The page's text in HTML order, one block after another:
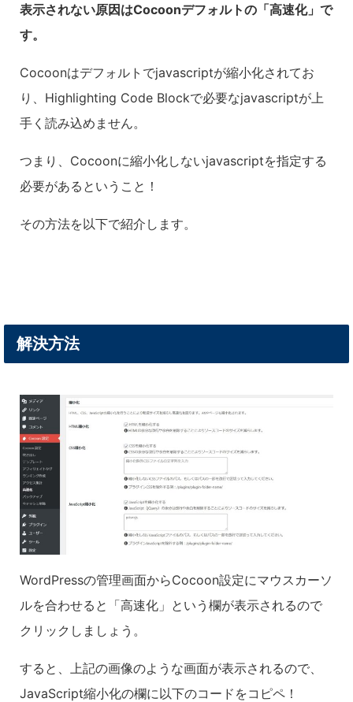
表示されない原因はCocoonデフォルトの「高速化」で
す。
Cocoonはデフォルトでjavascriptが縮小化されてお
り、Highlighting Code Blockで必要なjavascriptが上
手く読み込めません。
つまり、Cocoonに縮小化しないjavascriptを指定する
必要があるということ！
その方法を以下で紹介します。
解決方法
WordPressの管理画面からCocoon設定にマウスカーソ
ルを合わせると「高速化」という欄が表示されるので
クリックしましょう。
すると、上記の画像のような画面が表示されるので、
JavaScript縮小化の欄に以下のコードをコピペ！